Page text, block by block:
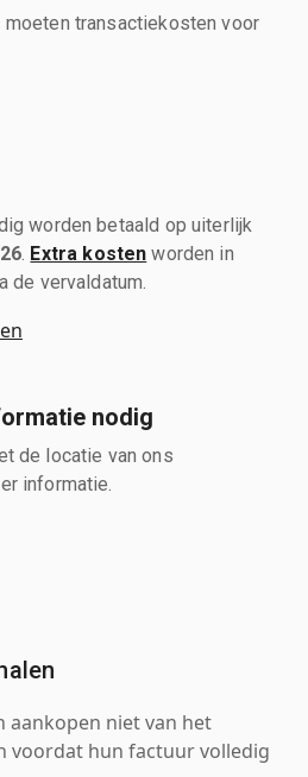
transactiekosten voor
worden betaald op uiterlijk
Extra kosten worden in
de vervaldatum.
nodig
de locatie van ons
informatie.
aankopen niet van het
voordat hun factuur volledig